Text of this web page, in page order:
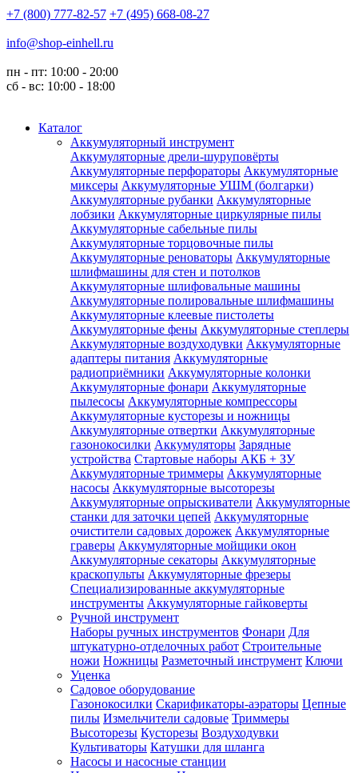
+7 (800) 777-82-57 +7 (495) 668-08-27
info@shop-einhell.ru
пн - пт: 10:00 - 20:00
сб - вс: 10:00 - 18:00
Каталог
Аккумуляторный инструмент
Аккумуляторные дрели-шуруповёрты
Аккумуляторные перфораторы Аккумуляторные
миксеры Аккумуляторные УШМ (болгарки)
Аккумуляторные рубанки Аккумуляторные
лобзики Аккумуляторные циркулярные пилы
Аккумуляторные сабельные пилы
Аккумуляторные торцовочные пилы
Аккумуляторные реноваторы Аккумуляторные
шлифмашины для стен и потолков
Аккумуляторные шлифовальные машины
Аккумуляторные полировальные шлифмашины
Аккумуляторные клеевые пистолеты
Аккумуляторные фены Аккумуляторные степлеры
Аккумуляторные воздуходувки Аккумуляторные
адаптеры питания Аккумуляторные
радиоприёмники Аккумуляторные колонки
Аккумуляторные фонари Аккумуляторные
пылесосы Аккумуляторные компрессоры
Аккумуляторные кусторезы и ножницы
Аккумуляторные отвертки Аккумуляторные
газонокосилки Аккумуляторы Зарядные
устройства Стартовые наборы АКБ + ЗУ
Аккумуляторные триммеры Аккумуляторные
насосы Аккумуляторные высоторезы
Аккумуляторные опрыскиватели Аккумуляторные
станки для заточки цепей Аккумуляторные
очистители садовых дорожек Аккумуляторные
граверы Аккумуляторные мойщики окон
Аккумуляторные секаторы Аккумуляторные
краскопульты Аккумуляторные фрезеры
Специализированные аккумуляторные
инструменты Аккумуляторные гайковерты
Ручной инструмент
Наборы ручных инструментов Фонари Для
штукатурно-отделочных работ Строительные
ножи Ножницы Разметочный инструмент Ключи
Уценка
Садовое оборудование
Газонокосилки Скарификаторы-аэраторы Цепные
пилы Измельчители садовые Триммеры
Высоторезы Кусторезы Воздуходувки
Культиваторы Катушки для шланга
Насосы и насосные станции